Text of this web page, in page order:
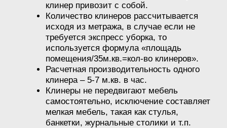
клинер привозит с собой.
Количество клинеров рассчитывается
исходя из метража, в случае если не
требуется экспресс уборка, то
используется формула «площадь
помещения/35м.кв.=кол-во клинеров».
Расчетная производительность одного
клинера – 5-7 м.кв. в час.
Клинеры не передвигают мебель
самостоятельно, исключение составляет
мелкая мебель, такая как стулья,
банкетки, журнальные столики и т.п.